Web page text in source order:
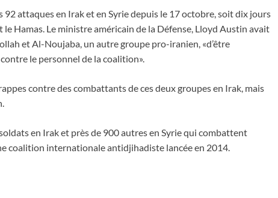
attaques en Irak et en Syrie depuis le 17 octobre, soit dix jours
Hamas. Le ministre américain de la Défense, Lloyd Austin avait
et Al-Noujaba, un autre groupe pro-iranien, «d’être
le personnel de la coalition».
contre des combattants de ces deux groupes en Irak, mais
en Irak et près de 900 autres en Syrie qui combattent
coalition internationale antidjihadiste lancée en 2014.